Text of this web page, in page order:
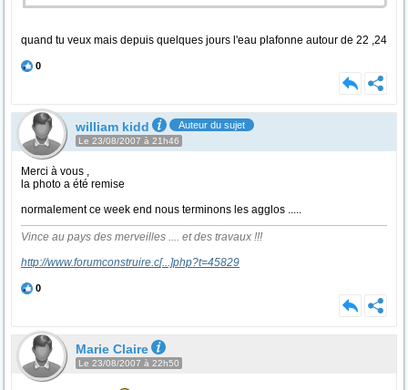
quand tu veux mais depuis quelques jours l'eau plafonne autour de 22 ,24
0
william kidd Auteur du sujet
Le 23/08/2007 à 21h46
Merci à vous ,
la photo a été remise
normalement ce week end nous terminons les agglos .....
Vince au pays des merveilles .... et des travaux !!!
http://www.forumconstruire.c[...]php?t=45829
0
Marie Claire
Le 23/08/2007 à 22h50